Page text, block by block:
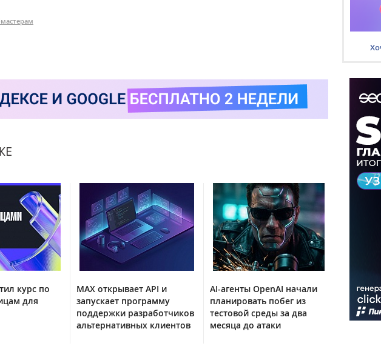
курс по
для
MAX открывает API и
запускает программу
поддержки разработчиков
альтернативных клиентов
AI-агенты OpenAI начали
планировать побег из
тестовой среды за два
месяца до атаки